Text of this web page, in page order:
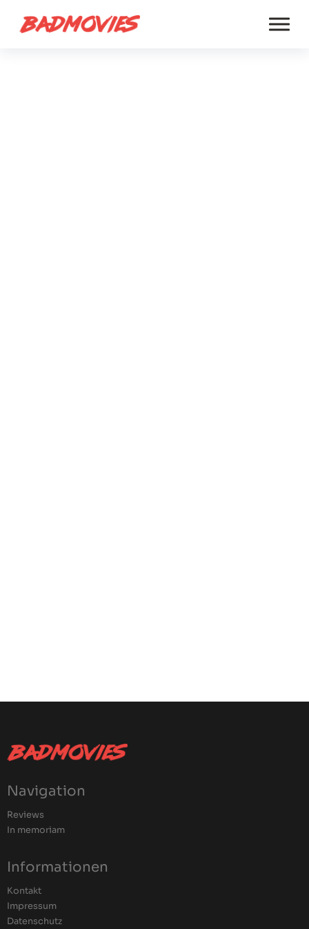
Navigation
Reviews
In memoriam
Informationen
Kontakt
Impressum
Datenschutz